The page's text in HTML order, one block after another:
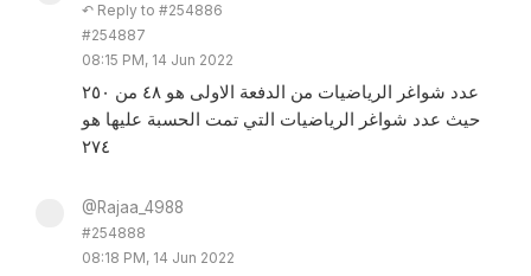
↶ Reply to #254886
#254887
08:15 PM, 14 Jun 2022
عدد شواغر الرياضيات من الدفعة الاولى هو ٤٨ من ٢٥٠
حيث عدد شواغر الرياضيات التي تمت الحسبة عليها هو
٢٧٤
@Rajaa_4988
#254888
08:18 PM, 14 Jun 2022